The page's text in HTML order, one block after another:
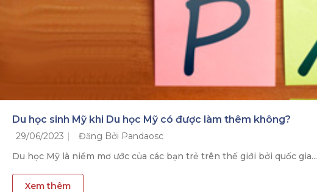
Du học sinh Mỹ khi Du học Mỹ có được làm thêm không?
29/06/2023
Đăng Bởi Pandaosc
Du học Mỹ là niềm mơ ước của các bạn trẻ trên thế giới bởi quốc gia...
Xem thêm